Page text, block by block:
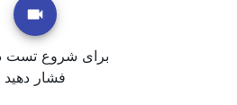
برای شروع تست
فشار دهید